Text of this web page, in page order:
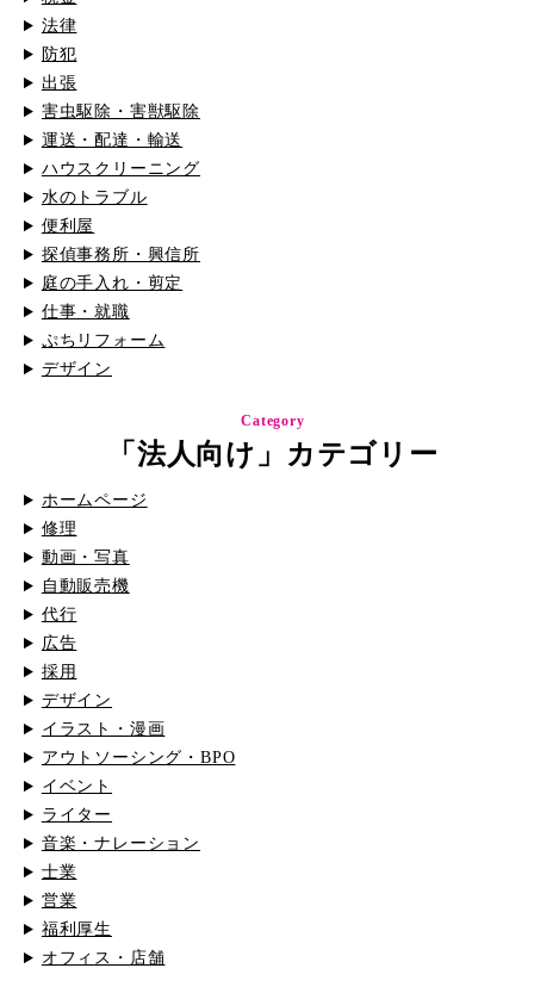
法律
防犯
出張
害虫駆除・害獣駆除
運送・配達・輸送
ハウスクリーニング
水のトラブル
便利屋
探偵事務所・興信所
庭の手入れ・剪定
仕事・就職
ぷちリフォーム
デザイン
Category
「法人向け」カテゴリー
ホームページ
修理
動画・写真
自動販売機
代行
広告
採用
デザイン
イラスト・漫画
アウトソーシング・BPO
イベント
ライター
音楽・ナレーション
士業
営業
福利厚生
オフィス・店舗